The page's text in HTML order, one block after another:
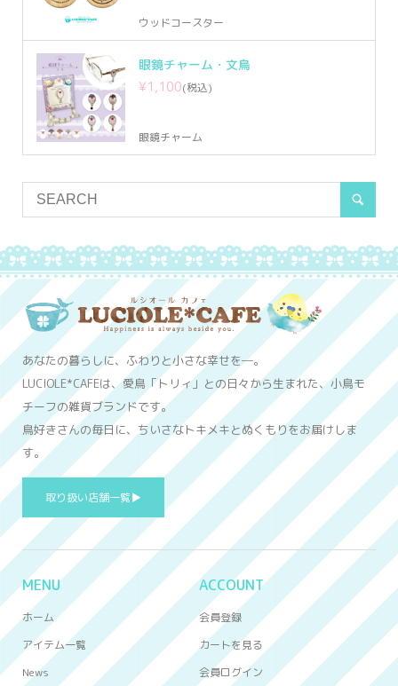
ウッドコースター
眼鏡チャーム・文鳥
¥1,100(税込)
眼鏡チャーム
あなたの暮らしに、ふわりと小さな幸せを─。
LUCIOLE*CAFEは、愛鳥「トリィ」との日々から生まれた、小鳥モ
チーフの雑貨ブランドです。
鳥好きさんの毎日に、ちいさなトキメキとぬくもりをお届けしま
す。
取り扱い店舗一覧▶
MENU
ホーム
アイテム一覧
News
ACCOUNT
会員登録
カートを見る
会員ログイン